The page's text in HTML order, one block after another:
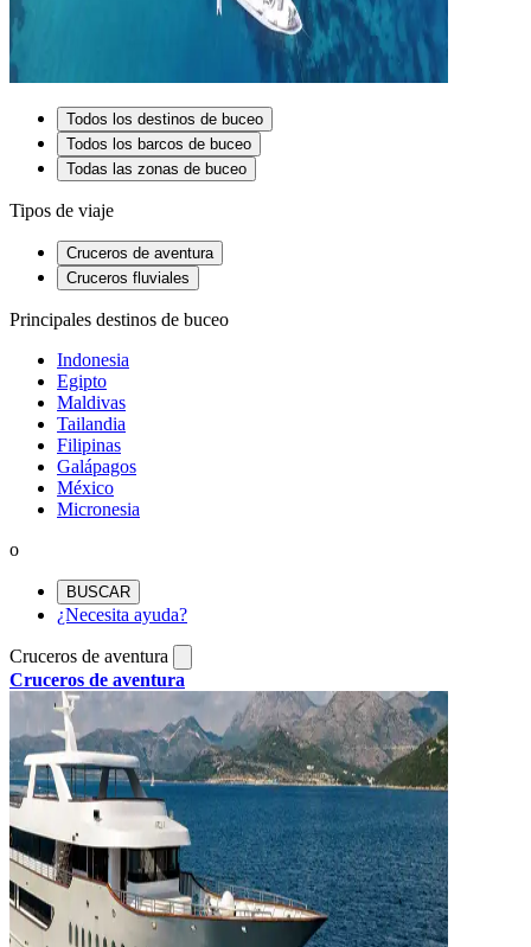
Todos los destinos de buceo
Todos los barcos de buceo
Todas las zonas de buceo
Tipos de viaje
Cruceros de aventura
Cruceros fluviales
Principales destinos de buceo
Indonesia
Egipto
Maldivas
Tailandia
Filipinas
Galápagos
México
Micronesia
o
BUSCAR
¿Necesita ayuda?
Cruceros de aventura
Cruceros de aventura